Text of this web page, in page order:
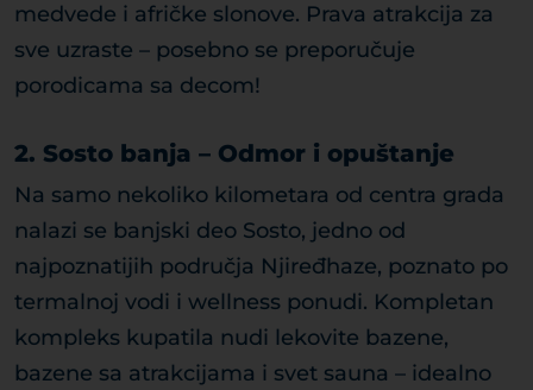
medvede i afričke slonove. Prava atrakcija za
sve uzraste – posebno se preporučuje
porodicama sa decom!
2. Sosto banja – Odmor i opuštanje
Na samo nekoliko kilometara od centra grada
nalazi se banjski deo Sosto, jedno od
najpoznatijih područja Njiređhaze, poznato po
termalnoj vodi i wellness ponudi. Kompletan
kompleks kupatila nudi lekovite bazene,
bazene sa atrakcijama i svet sauna – idealno